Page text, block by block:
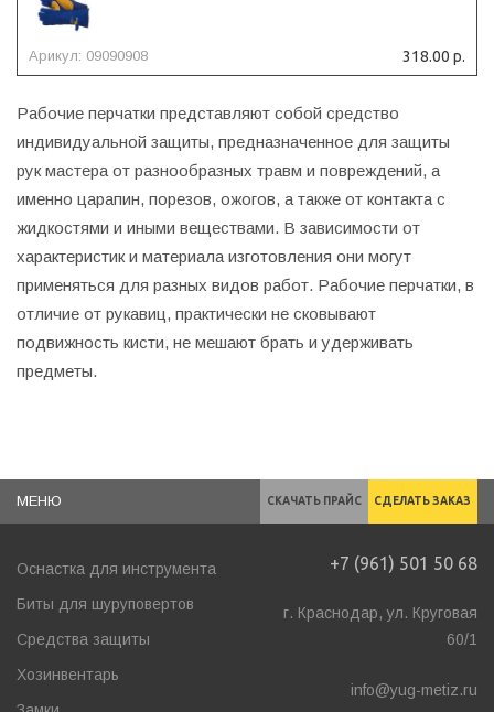
Арикул: 09090908 318.00 р.
Рабочие перчатки представляют собой средство
индивидуальной защиты, предназначенное для защиты
рук мастера от разнообразных травм и повреждений, а
именно царапин, порезов, ожогов, а также от контакта с
жидкостями и иными веществами. В зависимости от
характеристик и материала изготовления они могут
применяться для разных видов работ. Рабочие перчатки, в
отличие от рукавиц, практически не сковывают
подвижность кисти, не мешают брать и удерживать
предметы.
МЕНЮ СКАЧАТЬ ПРАЙС СДЕЛАТЬ ЗАКАЗ
Оснастка для инструмента
Биты для шуруповертов
Средства защиты
Хозинвентарь
+7 (961) 501 50 68
г. Краснодар, ул. Круговая
60/1
info@yug-metiz.ru